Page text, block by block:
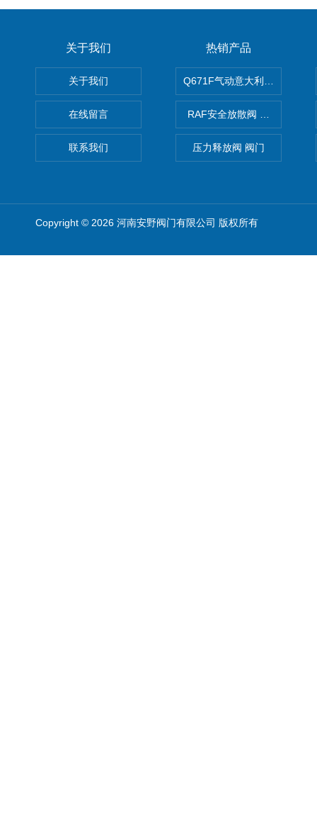
关于我们
关于我们
在线留言
联系我们
热销产品
Q671F气动意大利式薄型球阀
RAF安全放散阀 阀生产
压力释放阀 阀门
Copyright © 2026 河南安野阀门有限公司 版权所有